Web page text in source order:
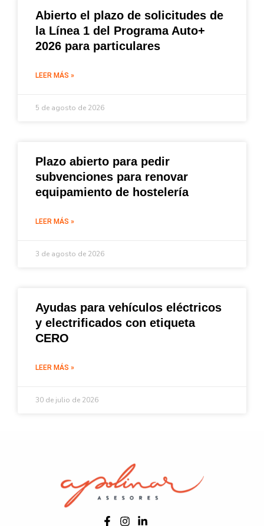
Abierto el plazo de solicitudes de
la Línea 1 del Programa Auto+
2026 para particulares
LEER MÁS »
5 de agosto de 2026
Plazo abierto para pedir
subvenciones para renovar
equipamiento de hostelería
LEER MÁS »
3 de agosto de 2026
Ayudas para vehículos eléctricos
y electrificados con etiqueta
CERO
LEER MÁS »
30 de julio de 2026